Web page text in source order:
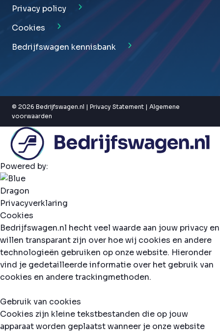
Privacy policy
Cookies
Bedrijfswagen kennisbank
© 2026 Bedrijfswagen.nl | Privacy Statement | Algemene
voorwaarden
Powered by:
Privacyverklaring
Cookies
Bedrijfswagen.nl hecht veel waarde aan jouw privacy en
willen transparant zijn over hoe wij cookies en andere
technologieën gebruiken op onze website. Hieronder
vind je gedetailleerde informatie over het gebruik van
cookies en andere trackingmethoden.
Gebruik van cookies
Cookies zijn kleine tekstbestanden die op jouw
apparaat worden geplaatst wanneer je onze website